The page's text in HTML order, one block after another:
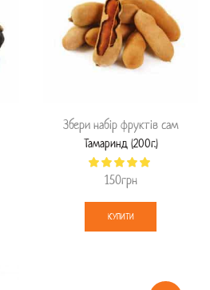
Збери набір фруктів сам
Тамаринд (200г.)
150грн
КУПИТИ